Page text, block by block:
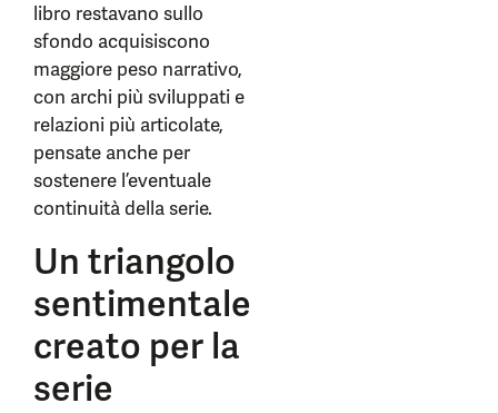
libro restavano sullo
sfondo acquisiscono
maggiore peso narrativo,
con archi più sviluppati e
relazioni più articolate,
pensate anche per
sostenere l’eventuale
continuità della serie.
Un triangolo
sentimentale
creato per la
serie